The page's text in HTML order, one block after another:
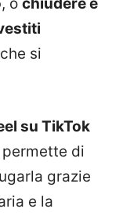
, o chiudere e
si
su TikTok
di
grazie
e la